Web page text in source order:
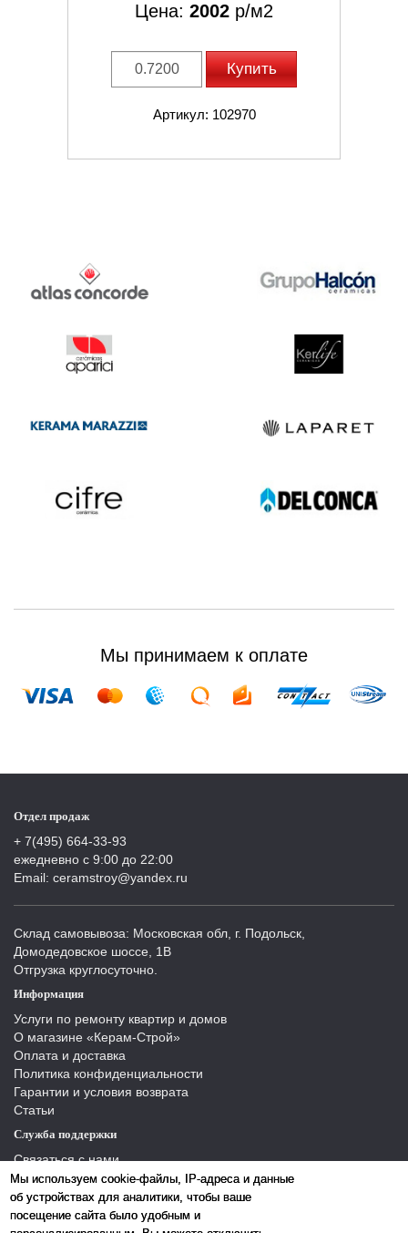
Мы используем cookie-файлы, IP-адреса и данные
об устройствах для аналитики, чтобы ваше
посещение сайта было удобным и
Цена: 2002 р/м2
Купить
Артикул: 102970
Мы принимаем к оплате
Отдел продаж
+ 7(495) 664-33-93
ежедневно с 9:00 до 22:00
Email: ceramstroy@yandex.ru
Склад самовывоза: Московская обл, г. Подольск,
Домодедовское шоссе, 1В
Отгрузка круглосуточно.
Информация
Услуги по ремонту квартир и домов
О магазине «Керам-Строй»
Оплата и доставка
Политика конфиденциальности
Гарантии и условия возврата
Статьи
Служба поддержки
Связаться с нами
Отзывы
Производители
Карта сайта